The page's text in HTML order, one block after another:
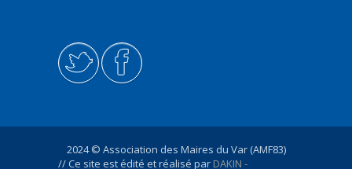
2024 © Association des Maires du Var (AMF83)
// Ce site est édité et réalisé par DAKIN -